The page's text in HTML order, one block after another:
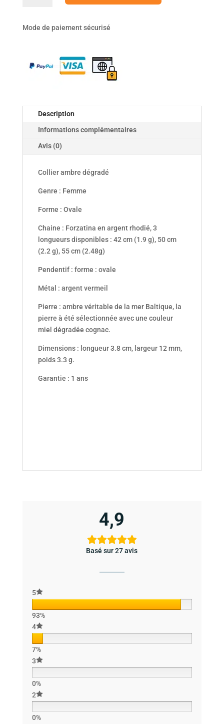
dégradé
Mode de paiement sécurisé
Description
Informations complémentaires
Avis (0)
Collier ambre dégradé
Genre : Femme
Forme : Ovale
Chaine : Forzatina en argent rhodié, 3
longueurs disponibles : 42 cm (1.9 g), 50 cm
(2.2 g), 55 cm (2.48g)
Pendentif : forme : ovale
Métal : argent vermeil
Pierre : ambre véritable de la mer Baltique, la
pierre à été sélectionnée avec une couleur
miel dégradée cognac.
Dimensions : longueur 3.8 cm, largeur 12 mm,
poids 3.3 g.
Garantie : 1 ans
4,9
Basé sur 27 avis
5
93%
4
7%
3
0%
2
0%